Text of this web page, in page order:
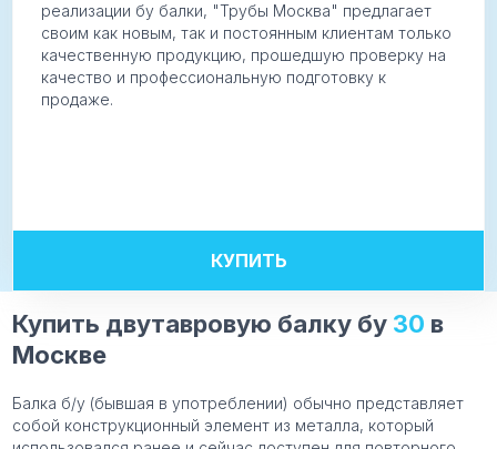
реализации бу балки, "Трубы Москва" предлагает
своим как новым, так и постоянным клиентам только
качественную продукцию, прошедшую проверку на
качество и профессиональную подготовку к
продаже.
КУПИТЬ
Купить двутавровую балку бу 30 в
Москве
Балка б/у (бывшая в употреблении) обычно представляет
собой конструкционный элемент из металла, который